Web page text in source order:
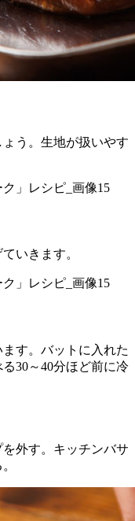
う。生地が扱いやす
いきます。
す。バットに入れた
30～40分ほど前に冷
外す。キッチンバサ